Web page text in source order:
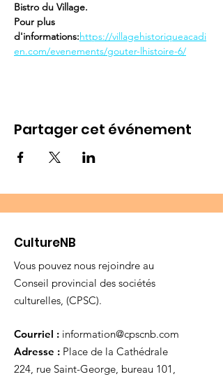
Bistro du Village.
Pour plus
d'informations:https://villagehistoriqueacadi
en.com/evenements/gouter-lhistoire-6/
Partager cet événement
CultureNB
Vous pouvez nous rejoindre au
Conseil provincial des sociétés
culturelles, (CPSC).
Courriel : information@cpscnb.com
Adresse : Place de la Cathédrale
224, rue Saint-George, bureau 101,